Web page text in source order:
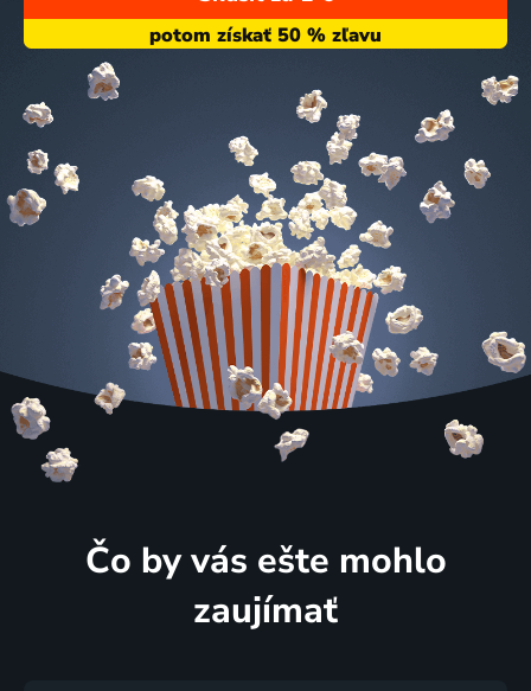
Čo by vás ešte mohlo
zaujímať